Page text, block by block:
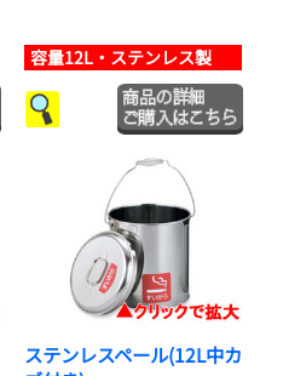
容量12L・ステンレス製
ステンレスペール(12L中カ